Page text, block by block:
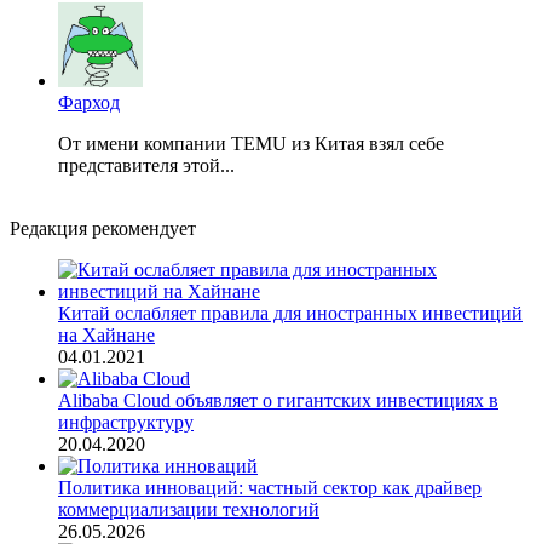
Фарход
От имени компании TEMU из Китая взял себе
представителя этой...
Редакция рекомендует
Китай ослабляет правила для иностранных инвестиций
на Хайнане
04.01.2021
Alibaba Cloud объявляет о гигантских инвестициях в
инфраструктуру
20.04.2020
Политика инноваций: частный сектор как драйвер
коммерциализации технологий
26.05.2026